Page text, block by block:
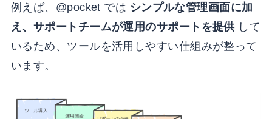
例えば、@pocket では シンプルな管理画面に加
え、サポートチームが運用のサポートを提供して
いるため、ツールを活用しやすい仕組みが整って
います。